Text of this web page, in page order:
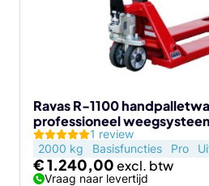
Ravas R-1100
professioneel
1 review
2000 kg
Basisfuncties Pro
€1.240,00
Vraag naar levertijd